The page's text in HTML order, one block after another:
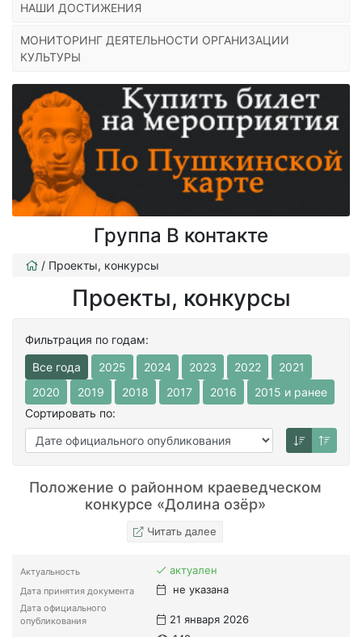
НАШИ ДОСТИЖЕНИЯ
МОНИТОРИНГ ДЕЯТЕЛЬНОСТИ ОРГАНИЗАЦИИ
КУЛЬТУРЫ
Группа В контакте
/ Проекты, конкурсы
Проекты, конкурсы
Фильтрация по годам:
Все года
2025 2024 2023 2022
2021
2020
2019 2018 2017 2016
2015 и ранее
Сортировать по:
Положение о районном краеведческом
конкурсе «Долина озёр»
Читать далее
Актуальность актуален
Дата принятия документа не указана
Дата официального
опубликования
21 января 2026